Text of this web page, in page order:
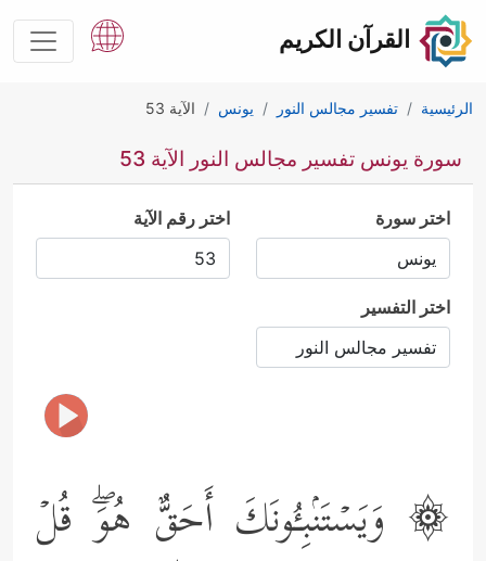
القرآن الكريم
الرئيسية تفسير مجالس النور يونس الآية 53
سورة يونس تفسير مجالس النور الآية 53
اختر سورة اختر رقم الآية
اختر التفسير
۞ وَیَسۡتَنۢبِـُٔونَكَ أَحَقٌّ هُوَۖ قُلۡ